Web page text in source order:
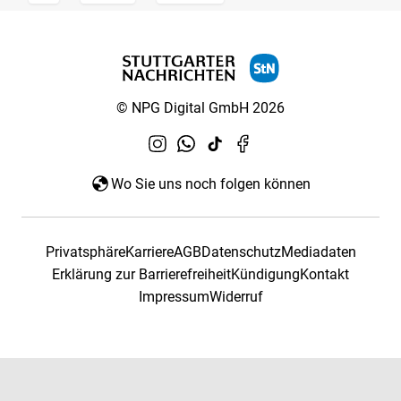
© NPG Digital GmbH 2026
Wo Sie uns noch folgen können
PrivatsphäreKarriereAGBDatenschutzMediadaten
Erklärung zur BarrierefreiheitKündigungKontakt
ImpressumWiderruf